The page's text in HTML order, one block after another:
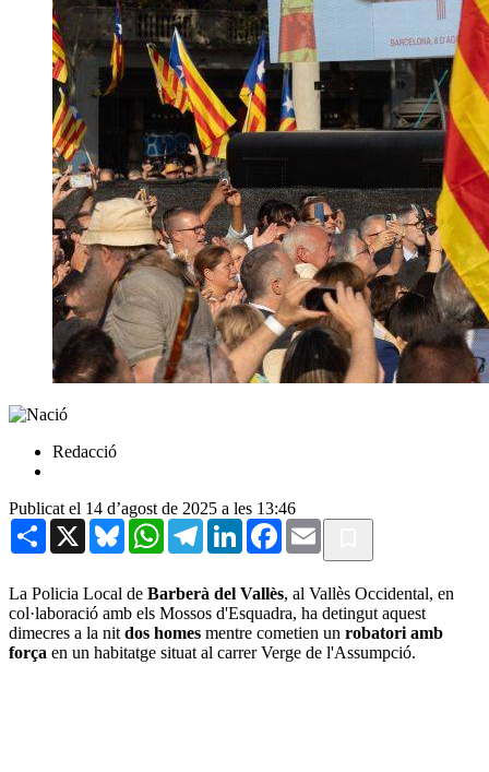
Redacció
Publicat el 14 d’agost de 2025 a les 13:46
Share X BlueskyWhatsAppTelegramLinkedInFacebook
Email
La Policia Local de Barberà del Vallès, al Vallès Occidental, en
col·laboració amb els Mossos d'Esquadra, ha detingut aquest
dimecres a la nit dos homes mentre cometien un robatori amb
força en un habitatge situat al carrer Verge de l'Assumpció.